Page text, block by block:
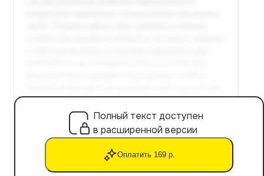
Полный текст доступен
в расширенной версии
Оплатить 169 р.